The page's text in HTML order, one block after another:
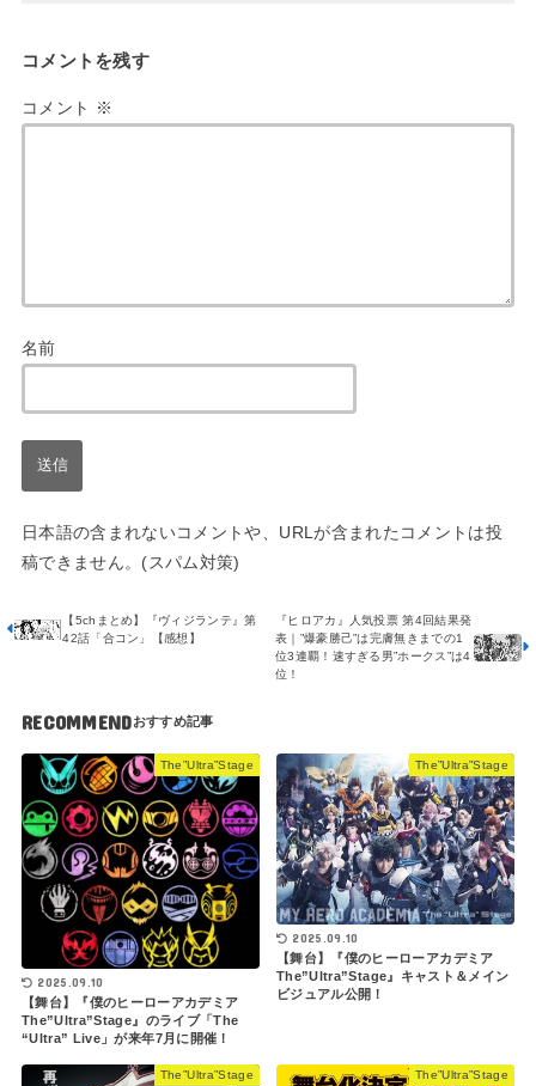
コメントを残す
コメント ※
名前
日本語の含まれないコメントや、URLが含まれたコメントは投
稿できません。(スパム対策)
『ヒロアカ』人気投票 第4回結果発
表｜”爆豪勝己”は完膚無きまでの1
位3連覇！速すぎる男”ホークス”は4
位！
【5chまとめ】『ヴィジランテ』第
42話「合コン」【感想】
RECOMMEND
The”Ultra”Stage
2025.09.10
【舞台】『僕のヒーローアカデミア
The”Ultra”Stage』のライブ「The
“Ultra” Live」が来年7月に開催！
The”Ultra”Stage
2025.09.10
【舞台】『僕のヒーローアカデミア
The”Ultra”Stage』キャスト＆メイン
ビジュアル公開！
The”Ultra”Stage The”Ultra”Stage